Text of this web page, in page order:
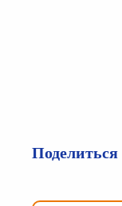
Поделиться